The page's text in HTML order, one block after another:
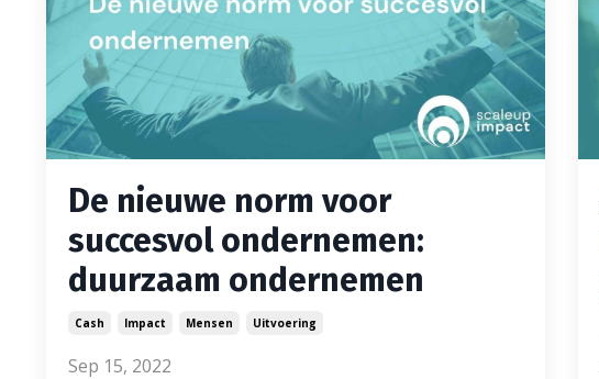
De nieuwe norm voor
succesvol ondernemen:
duurzaam ondernemen
Cash Impact Mensen Uitvoering
Sep 15, 2022